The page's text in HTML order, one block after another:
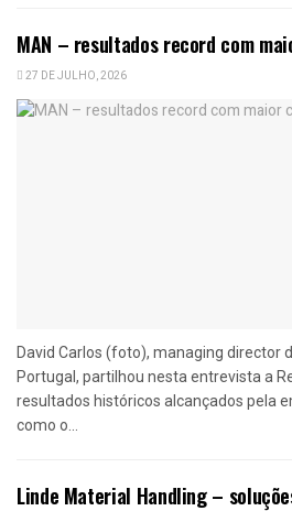
MAN – resultados record com
27 DE JULHO, 2026
David Carlos (foto), managing director
Portugal, partilhou nesta entrevista a
resultados históricos alcançados pela
como o...
Linde Material Handling –